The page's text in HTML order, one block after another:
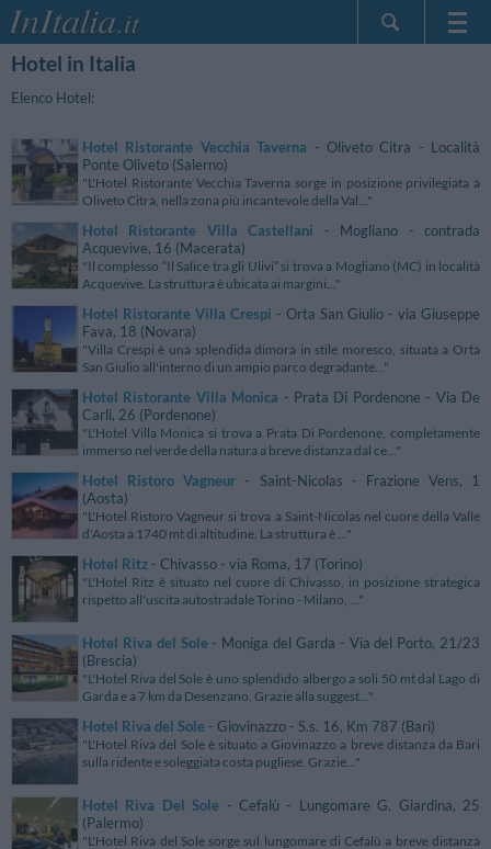
Hotel in Italia
Elenco Hotel:
Hotel Ristorante Vecchia Taverna - Oliveto Citra - Località
Ponte Oliveto (Salerno)
"L'Hotel Ristorante Vecchia Taverna sorge in posizione privilegiata a
Oliveto Citra, nella zona più incantevole della Val..."
Hotel Ristorante Villa Castellani - Mogliano - contrada
Acquevive, 16 (Macerata)
"Il complesso “Il Salice tra gli Ulivi” si trova a Mogliano (MC) in località
Acquevive. La struttura è ubicata ai margini..."
Hotel Ristorante Villa Crespi - Orta San Giulio - via Giuseppe
Fava, 18 (Novara)
"Villa Crespi è una splendida dimora in stile moresco, situata a Orta
San Giulio all'interno di un ampio parco degradante..."
Hotel Ristorante Villa Monica - Prata Di Pordenone - Via De
Carli, 26 (Pordenone)
"L'Hotel Villa Monica si trova a Prata Di Pordenone, completamente
immerso nel verde della natura a breve distanza dal ce..."
Hotel Ristoro Vagneur - Saint-Nicolas - Frazione Vens, 1
(Aosta)
"L'Hotel Ristoro Vagneur si trova a Saint-Nicolas nel cuore della Valle
d'Aosta a 1740 mt di altitudine. La struttura è ..."
Hotel Ritz - Chivasso - via Roma, 17 (Torino)
"L'Hotel Ritz è situato nel cuore di Chivasso, in posizione strategica
rispetto all'uscita autostradale Torino - Milano, ..."
Hotel Riva del Sole- Moniga del Garda - Via del Porto, 21/23
(Brescia)
"L'Hotel Riva del Sole è uno splendido albergo a soli 50 mt dal Lago di
Garda e a 7 km da Desenzano. Grazie alla suggest..."
Hotel Riva del Sole - Giovinazzo - S.s. 16, Km 787 (Bari)
"L'Hotel Riva del Sole è situato a Giovinazzo a breve distanza da Bari
sulla ridente e soleggiata costa pugliese. Grazie..."
Hotel Riva Del Sole - Cefalù - Lungomare G. Giardina, 25
(Palermo)
"L'Hotel Riva del Sole sorge sul lungomare di Cefalù a breve distanza